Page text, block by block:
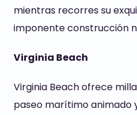
mientras recorres su
imponente construcción
Virginia Beach
Virginia Beach ofrece
paseo marítimo animado